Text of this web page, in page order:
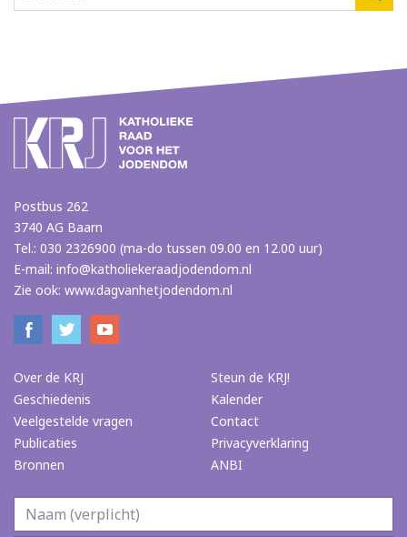
Postbus 262
3740 AG Baarn
Tel.: 030 2326900 (ma-do tussen 09.00 en 12.00 uur)
E-mail: info@katholiekeraadjodendom.nl
Zie ook: www.dagvanhetjodendom.nl
Over de KRJ
Geschiedenis
Veelgestelde vragen
Publicaties
Bronnen
Steun de KRJ!
Kalender
Contact
Privacyverklaring
ANBI